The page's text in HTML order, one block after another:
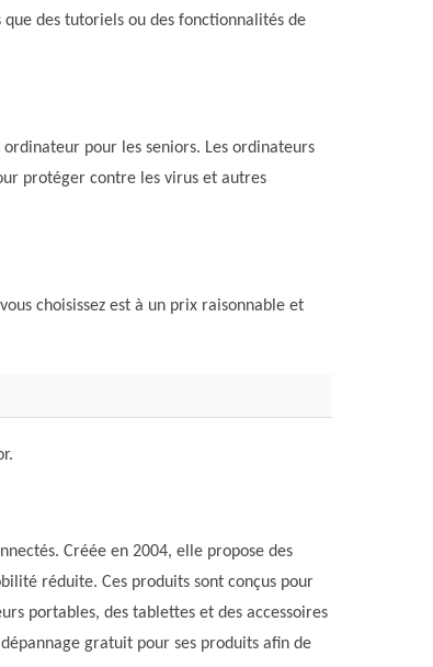
des tutoriels ou des fonctionnalités de
pour les seniors. Les ordinateurs
protéger contre les virus et autres
choisissez est à un prix raisonnable et
Créée en 2004, elle propose des
réduite. Ces produits sont conçus pour
portables, des tablettes et des accessoires
gratuit pour ses produits afin de